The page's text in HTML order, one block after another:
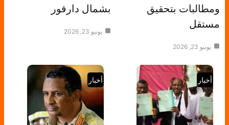
ومطالبات بتحقيق
مستقل
يونيو 23, 2026
بشمال دارفور
يونيو 23, 2026
أخبار أخبار